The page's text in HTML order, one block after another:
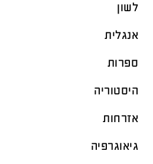
לשון
אנגלית
ספרות
היסטוריה
אזרחות
גיאוגרפיה